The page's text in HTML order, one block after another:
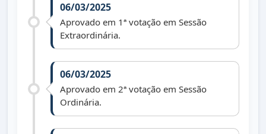
06/03/2025
Aprovado em 1ª votação em Sessão
Extraordinária.
06/03/2025
Aprovado em 2ª votação em Sessão
Ordinária.